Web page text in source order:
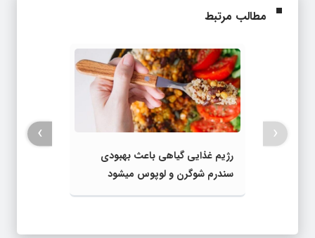
مطالب مرتبط
رژیم غذایی گیاهی باعث بهبودی
سندرم شوگرن و لوپوس میشود
‹
›